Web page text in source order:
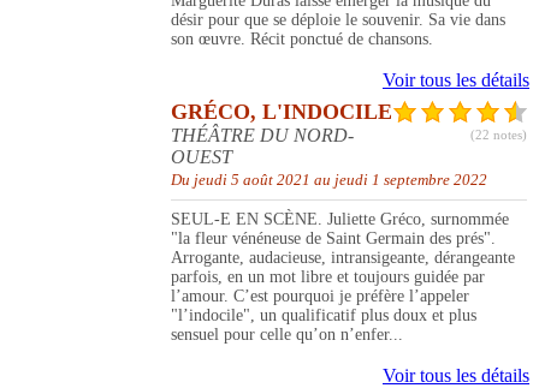
désir pour que se déploie le souvenir. Sa vie dans
son œuvre. Récit ponctué de chansons.
Voir tous les détails
(22 notes)
GRÉCO, L'INDOCILE
THÉÂTRE DU NORD-
OUEST
Du jeudi 5 août 2021 au jeudi 1 septembre 2022
SEUL-E EN SCÈNE. Juliette Gréco, surnommée
"la fleur vénéneuse de Saint Germain des prés".
Arrogante, audacieuse, intransigeante, dérangeante
parfois, en un mot libre et toujours guidée par
l’amour. C’est pourquoi je préfère l’appeler
"l’indocile", un qualificatif plus doux et plus
sensuel pour celle qu’on n’enfer...
Voir tous les détails